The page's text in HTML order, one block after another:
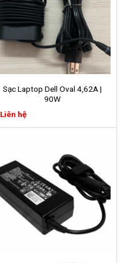
Sạc Laptop Dell Oval 4,62A |
90W
Liên hệ